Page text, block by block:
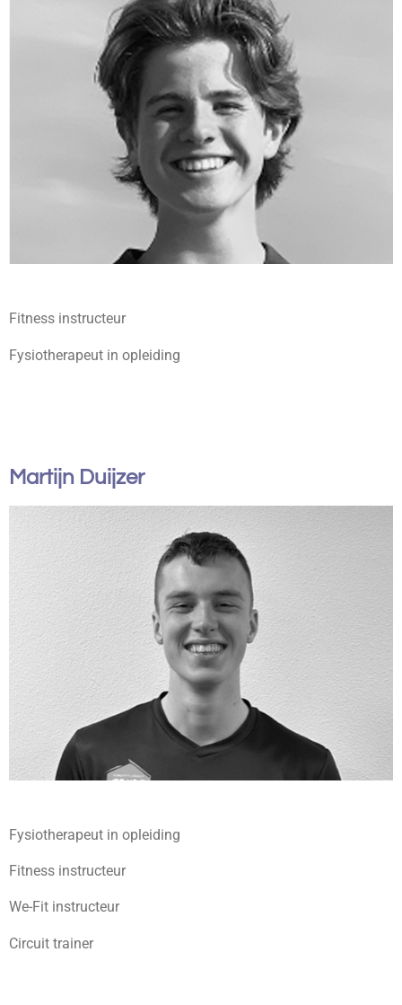
Fitness instructeur
Fysiotherapeut in opleiding
Martijn Duijzer
Fysiotherapeut in opleiding
Fitness instructeur
We-Fit instructeur
Circuit trainer